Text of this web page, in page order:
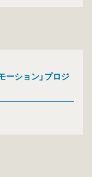
ーション」プロジ